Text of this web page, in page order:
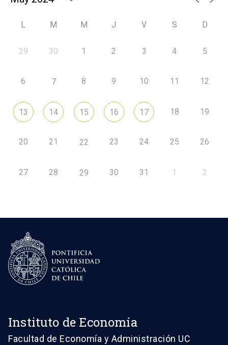
L M M J V S D
29 30 1 2 3 4 5
6 7 8 9 10 11 12
13 14 15 16 17 18 19
20 21 22 23 24 25 26
27 28 29 30 31 1 2
Instituto de Economía
Facultad de Economía y Administración UC